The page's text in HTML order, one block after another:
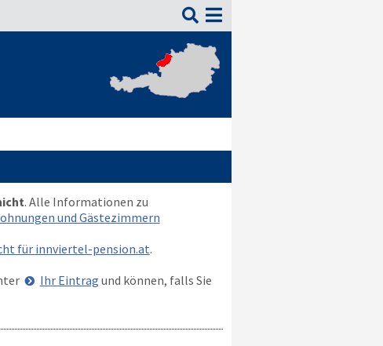

. Alle Informationen zu
und Gästezimmern
für innviertel-pension.at.
Ihr Eintrag und können, falls Sie